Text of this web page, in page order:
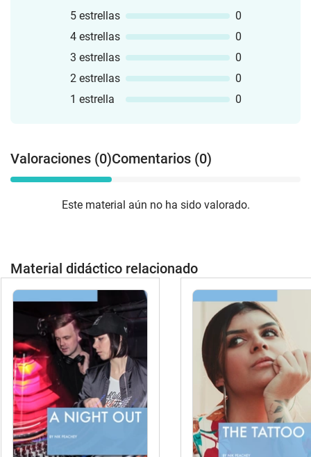
5 estrellas
0
4 estrellas
0
3 estrellas
0
2 estrellas
0
1 estrella
0
Valoraciones (0)Comentarios (0)
Este material aún no ha sido valorado.
Material didáctico relacionado